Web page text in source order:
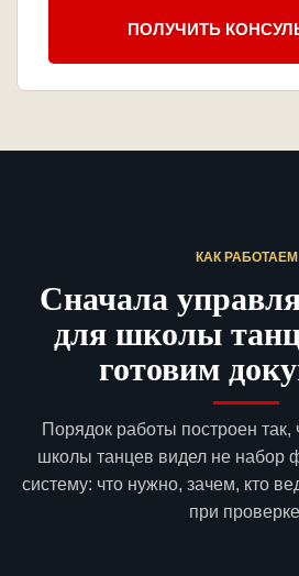
ПОЛУЧИТЬ
КАК РАБОТАЕМ
Сначала
для школы
готовим
Порядок работы построен так,
школы танцев видел не набор
систему: что нужно, зачем, кто
при